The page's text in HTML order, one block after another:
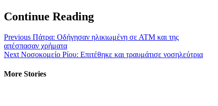
Continue Reading
Previous Πάτρα: Οδήγησαν ηλικιωμένη σε ΑΤΜ και της
απέσπασαν χρήματα
Next Νοσοκομείο Ρίου: Επιτέθηκε και τραυμάτισε νοσηλεύτρια
More Stories